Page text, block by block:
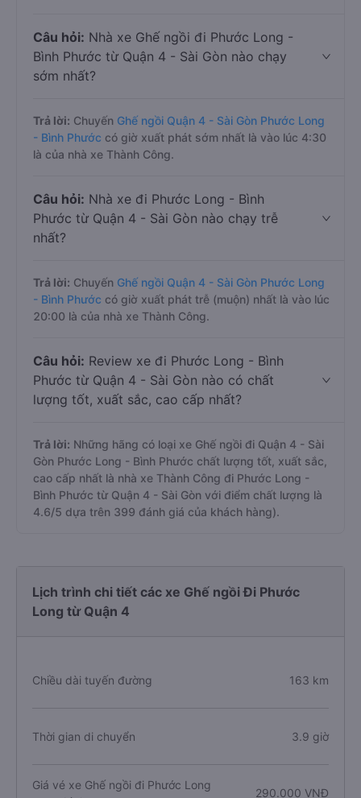
Câu hỏi: Nhà xe Ghế ngồi đi Phước Long -
Bình Phước từ Quận 4 - Sài Gòn nào chạy
sớm nhất?
Trả lời: Chuyến Ghế ngồi Quận 4 - Sài Gòn Phước Long
- Bình Phước có giờ xuất phát sớm nhất là vào lúc 4:30
là của nhà xe Thành Công.
Câu hỏi: Nhà xe đi Phước Long - Bình
Phước từ Quận 4 - Sài Gòn nào chạy trễ
nhất?
Trả lời: Chuyến Ghế ngồi Quận 4 - Sài Gòn Phước Long
- Bình Phước có giờ xuất phát trễ (muộn) nhất là vào lúc
20:00 là của nhà xe Thành Công.
Câu hỏi: Review xe đi Phước Long - Bình
Phước từ Quận 4 - Sài Gòn nào có chất
lượng tốt, xuất sắc, cao cấp nhất?
Trả lời: Những hãng có loại xe Ghế ngồi đi Quận 4 - Sài
Gòn Phước Long - Bình Phước chất lượng tốt, xuất sắc,
cao cấp nhất là nhà xe Thành Công đi Phước Long -
Bình Phước từ Quận 4 - Sài Gòn với điểm chất lượng là
4.6/5 dựa trên 399 đánh giá của khách hàng).
Lịch trình chi tiết các xe Ghế ngồi Đi Phước
Long từ Quận 4
Chiều dài tuyến đường 163 km
Thời gian di chuyển 3.9 giờ
Giá vé xe Ghế ngồi đi Phước Long
290.000 VNĐ